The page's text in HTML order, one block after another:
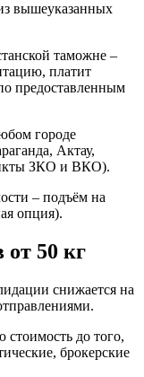
вышеуказанных
таможне –
платит
предоставленным
городе
Актау,
ЗКО и ВКО).
– подъём на
опция).
от 50 кг
снижается на
стоимость до того,
брокерские